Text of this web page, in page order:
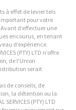
à effet de levier tels
pour votre
d’effectuer une
encourus, en tenant
d’expérience.
(PTY) LTD n’offre
de l’Union
serait
de conseils, de
la détention ou la
(PTY) LTD